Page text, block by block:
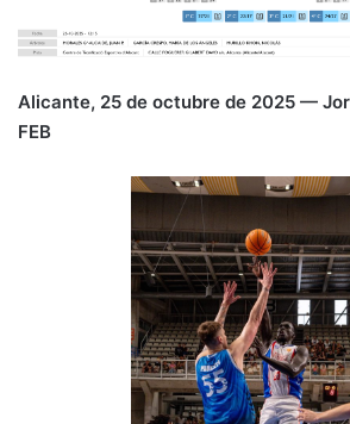
n
k
o
o
k
p
p
m
Alicante, 25 de octubre de 2025 —
FEB